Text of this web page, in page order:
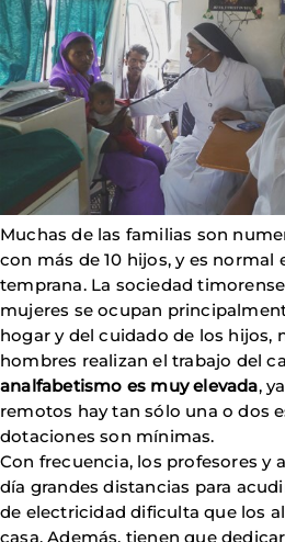
Muchas de las familias son
con más de 10 hijos, y es
temprana. La sociedad
mujeres se ocupan
hogar y del cuidado de los hijos,
hombres realizan el trabajo del
analfabetismo es muy elevada,
remotos hay tan sólo una o dos
dotaciones son mínimas.
Con frecuencia, los profesores y
día grandes distancias para
de electricidad dificulta que los
casa. Además, tienen que